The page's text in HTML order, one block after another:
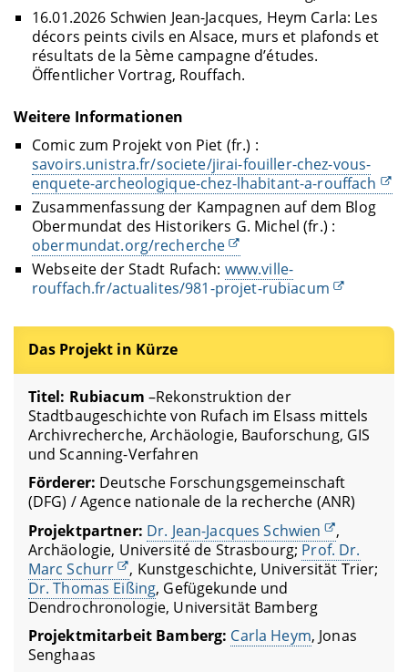
16.01.2026 Schwien Jean-Jacques, Heym Carla: Les
décors peints civils en Alsace, murs et plafonds et
résultats de la 5ème campagne d’études.
Öffentlicher Vortrag, Rouffach.
Weitere Informationen
Comic zum Projekt von Piet (fr.) :
savoirs.unistra.fr/societe/jirai-fouiller-chez-vous-
enquete-archeologique-chez-lhabitant-a-rouffach
Zusammenfassung der Kampagnen auf dem Blog
Obermundat des Historikers G. Michel (fr.) :
obermundat.org/recherche
Webseite der Stadt Rufach: www.ville-
rouffach.fr/actualites/981-projet-rubiacum
Das Projekt in Kürze
Titel: Rubiacum–Rekonstruktion der
Stadtbaugeschichte von Rufach im Elsass mittels
Archivrecherche, Archäologie, Bauforschung, GIS
und Scanning-Verfahren
Förderer: Deutsche Forschungsgemeinschaft
(DFG) / Agence nationale de la recherche (ANR)
Projektpartner: Dr. Jean-Jacques Schwien
,
Archäologie, Université de Strasbourg; Prof. Dr.
Marc Schurr
, Kunstgeschichte, Universität Trier;
Dr. Thomas Eißing, Gefügekunde und
Dendrochronologie, Universität Bamberg
Projektmitarbeit Bamberg: Carla Heym, Jonas
Senghaas